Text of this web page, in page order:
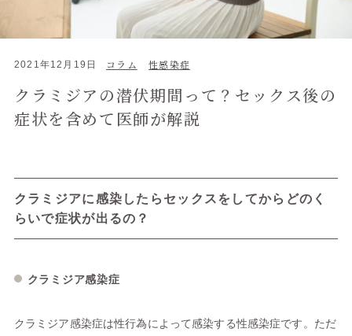
2021年12月19日 コラム 性感染症
クラミジアの潜伏期間って？セックス後の
症状を含めて医師が解説
クラミジアに感染したらセックスをしてからどのく
らいで症状が出るの？
クラミジア感染症
クラミジア感染症は性行為によって感染する性感染症です。ただ